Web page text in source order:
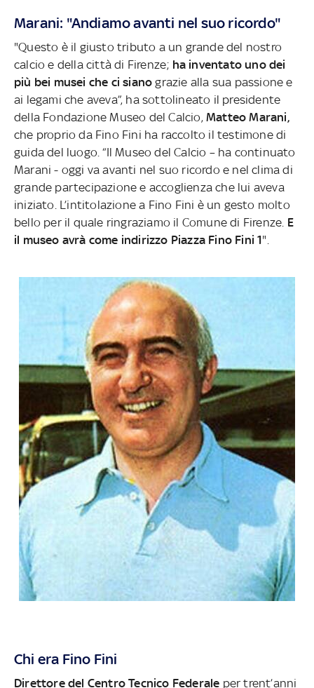
Marani: "Andiamo avanti nel suo ricordo"
"Questo è il giusto tributo a un grande del nostro
calcio e della città di Firenze; ha inventato uno dei
più bei musei che ci sianograzie alla sua passione e
ai legami che aveva”, ha sottolineato il presidente
della Fondazione Museo del Calcio, Matteo Marani,
che proprio da Fino Fini ha raccolto il testimone di
guida del luogo. “Il Museo del Calcio – ha continuato
Marani - oggi va avanti nel suo ricordo e nel clima di
grande partecipazione e accoglienza che lui aveva
iniziato. L’intitolazione a Fino Fini è un gesto molto
bello per il quale ringraziamo il Comune di Firenze. E
il museo avrà come indirizzo Piazza Fino Fini 1".
Chi era Fino Fini
Direttore del Centro Tecnico Federale per trent’anni